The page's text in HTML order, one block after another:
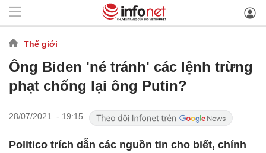
Thế giới
Ông Biden 'né tránh' các lệnh trừng
phạt chống lại ông Putin?
28/07/2021 - 19:15
Politico trích dẫn các nguồn tin cho biết, chính